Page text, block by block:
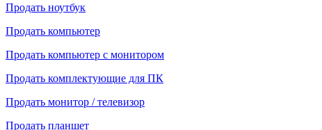
Продать ноутбук
Продать компьютер
Продать компьютер с монитором
Продать комплектующие для ПК
Продать монитор / телевизор
Продать планшет